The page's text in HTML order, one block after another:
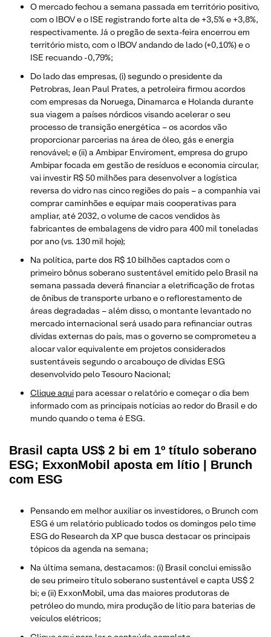
O mercado fechou a semana passada em território positivo,
com o IBOV e o ISE registrando forte alta de +3,5% e +3,8%,
respectivamente. Já o pregão de sexta-feira encerrou em
território misto, com o IBOV andando de lado (+0,10%) e o
ISE recuando -0,79%;
Do lado das empresas, (i) segundo o presidente da
Petrobras, Jean Paul Prates, a petroleira firmou acordos
com empresas da Noruega, Dinamarca e Holanda durante
sua viagem a países nórdicos visando acelerar o seu
processo de transição energética – os acordos vão
proporcionar parcerias na área de óleo, gás e energia
renovável; e (ii) a Ambipar Enviroment, empresa do grupo
Ambipar focada em gestão de resíduos e economia circular,
vai investir R$ 50 milhões para desenvolver a logística
reversa do vidro nas cinco regiões do país – a companhia vai
comprar caminhões e equipar mais cooperativas para
ampliar, até 2032, o volume de cacos vendidos às
fabricantes de embalagens de vidro para 400 mil toneladas
por ano (vs. 130 mil hoje);
Na política, parte dos R$ 10 bilhões captados com o
primeiro bônus soberano sustentável emitido pelo Brasil na
semana passada deverá financiar a eletrificação de frotas
de ônibus de transporte urbano e o reflorestamento de
áreas degradadas – além disso, o montante levantado no
mercado internacional será usado para refinanciar outras
dívidas externas do país, mas o governo se comprometeu a
alocar valor equivalente em projetos considerados
sustentáveis segundo o arcabouço de dívidas ESG
desenvolvido pelo Tesouro Nacional;
Clique aqui para acessar o relatório e começar o dia bem
informado com as principais notícias ao redor do Brasil e do
mundo quando o tema é ESG.
Brasil capta US$ 2 bi em 1º título soberano
ESG; ExxonMobil aposta em lítio | Brunch
com ESG
Pensando em melhor auxiliar os investidores, o Brunch com
ESG é um relatório publicado todos os domingos pelo time
ESG do Research da XP que busca destacar os principais
tópicos da agenda na semana;
Na última semana, destacamos: (i) Brasil conclui emissão
de seu primeiro título soberano sustentável e capta US$ 2
bi; e (ii) ExxonMobil, uma das maiores produtoras de
petróleo do mundo, mira produção de lítio para baterias de
veículos elétricos;